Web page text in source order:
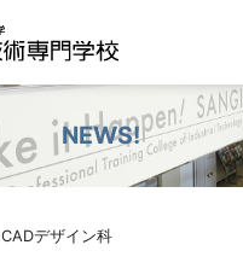
NEWS!
CADデザイン科